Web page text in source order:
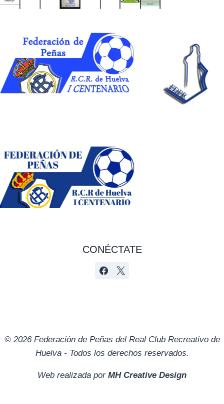
CONÉCTATE
© 2026 Federación de Peñas del Real Club Recreativo de
Huelva - Todos los derechos reservados.
Web realizada por MH Creative Design